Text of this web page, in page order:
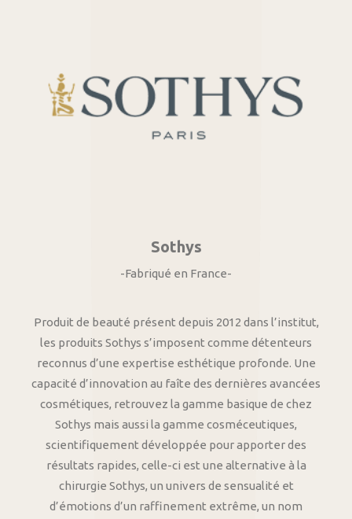
Sothys
-Fabriqué en France-
Produit de beauté présent depuis 2012 dans l’institut,
les produits Sothys s’imposent comme détenteurs
reconnus d’une expertise esthétique profonde. Une
capacité d’innovation au faîte des dernières avancées
cosmétiques, retrouvez la gamme basique de chez
Sothys mais aussi la gamme cosméceutiques,
scientifiquement développée pour apporter des
résultats rapides, celle-ci est une alternative à la
chirurgie Sothys, un univers de sensualité et
d’émotions d’un raffinement extrême, un nom